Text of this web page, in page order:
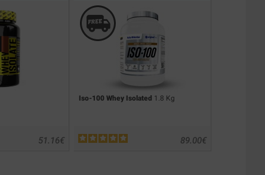
€
51.16
Iso-100 Whey Isolated 1.8 Kg
€
89.00